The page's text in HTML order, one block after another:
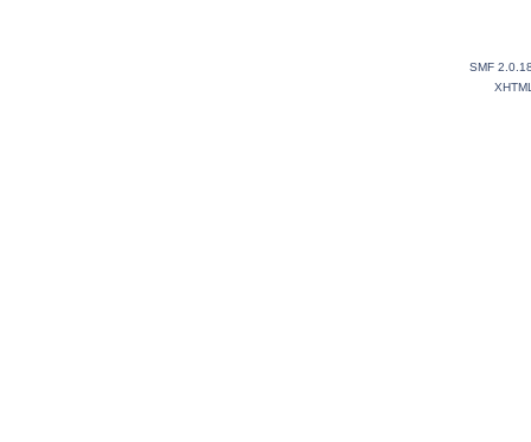
SMF